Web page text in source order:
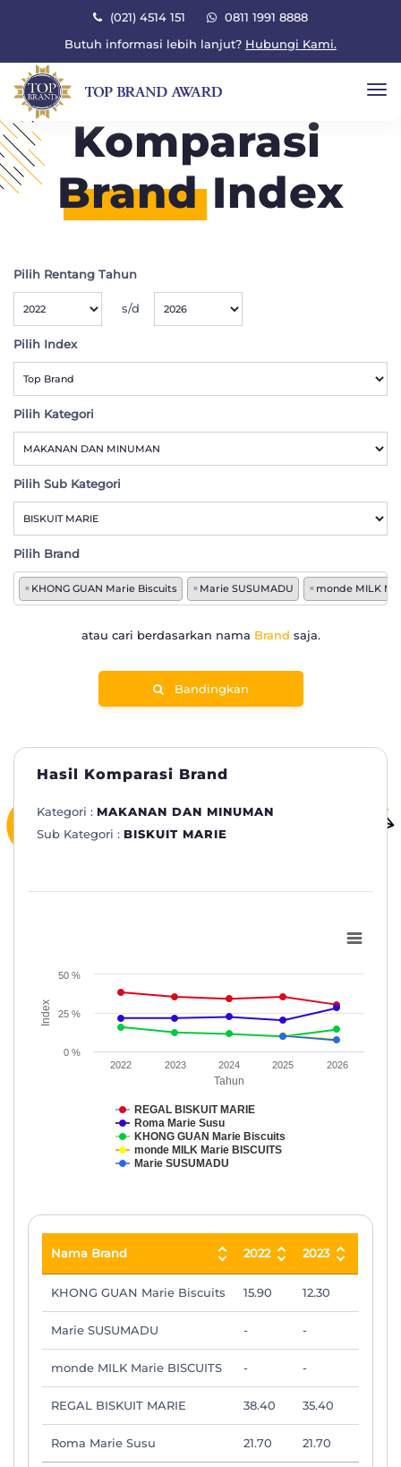
(021) 4514 151
0811 1991 8888
Butuh informasi lebih lanjut? Hubungi Kami.
Komparasi
Brand Index
Pilih Rentang Tahun
s/d
Pilih Index
Pilih Kategori
Pilih Sub Kategori
Pilih Brand
× KHONG GUAN Marie Biscuits × Marie SUSUMADU × monde MILK
atau cari berdasarkan nama Brand saja.
Bandingkan
Hasil Komparasi Brand
Kategori : MAKANAN DAN MINUMAN
Sub Kategori : BISKUIT MARIE
www.topbrand-award.com
View as data table, Subkategori: BISKUIT MARIE
The chart has 1 X axis displaying Tahun.
The chart has 1 Y axis displaying Index. Data ranges from 7.3
Tahun
Index
REGAL BISKUIT MARIE
Roma Marie Susu
KHONG GUAN Marie Biscuits
monde MILK Marie BISCUITS
Marie SUSUMADU
2022 2023 2024 2025 2026
0 %
25 %
50 %
Nama Brand 2022 2023
Nama Brand 2022 2023
KHONG GUAN Marie Biscuits 15.90 12.30
Marie SUSUMADU - -
monde MILK Marie BISCUITS - -
REGAL BISKUIT MARIE 38.40 35.40
Roma Marie Susu 21.70 21.70